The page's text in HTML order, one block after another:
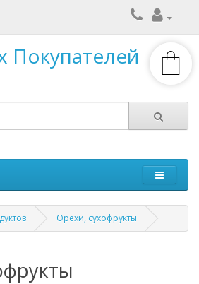
Покупателей
Орехи, сухофрукты